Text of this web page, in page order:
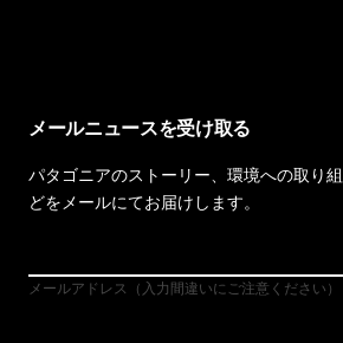
メールニュースを受け取る
パタゴニアのストーリー、環境への取り
どをメールにてお届けします。
メールアドレス（入力間違いにご注意ください）